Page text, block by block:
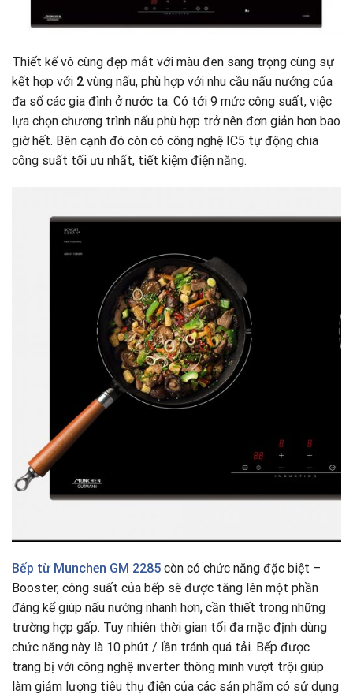
Thiết kế vô cùng đẹp mắt với màu đen sang trọng cùng sự
kết hợp với 2 vùng nấu, phù hợp với nhu cầu nấu nướng của
đa số các gia đình ở nước ta. Có tới 9 mức công suất, việc
lựa chọn chương trình nấu phù hợp trở nên đơn giản hơn bao
giờ hết. Bên cạnh đó còn có công nghệ IC5 tự động chia
công suất tối ưu nhất, tiết kiệm điện năng.
Bếp từ Munchen GM 2285 còn có chức năng đặc biệt –
Booster, công suất của bếp sẽ được tăng lên một phần
đáng kể giúp nấu nướng nhanh hơn, cần thiết trong những
trường hợp gấp. Tuy nhiên thời gian tối đa mặc định dùng
chức năng này là 10 phút / lần tránh quá tải. Bếp được
trang bị với công nghệ inverter thông minh vượt trội giúp
làm giảm lượng tiêu thụ điện của các sản phẩm có sử dụng